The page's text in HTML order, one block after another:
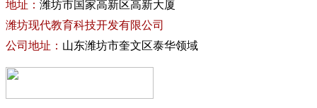
地址： 潍坊市国家高新区高新大厦
潍坊现代教育科技开发有限公司
公司地址： 山东潍坊市奎文区泰华领域